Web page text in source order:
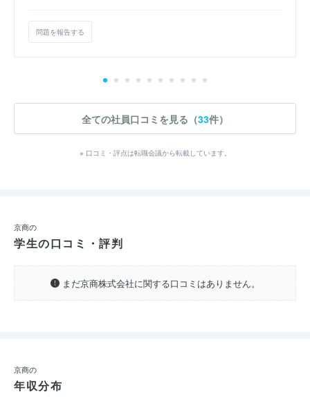
問題を報告する
全ての社員口コミを見る（33件）
※ 口コミ・評点は転職会議から転載しています。
京商の
学生の口コミ・評判
まだ京商株式会社に関する口コミはありません。
京商の
年収分布